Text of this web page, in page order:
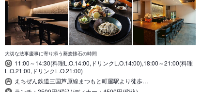
大切な法事慶事に寄り添う蕎麦懐石の時間
11:00～14:30(料理L.O.14:00,ドリンクL.O.14:00),18:00～21:00(料理
L.O.21:00,ドリンクL.O.21:00)
えちぜん鉄道三国芦原線まつもと町屋駅より徒歩…